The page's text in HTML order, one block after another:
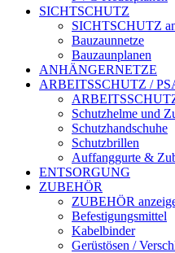
SICHTSCHUTZ
SICHTSCHUTZ
Bauzaunnetze
Bauzaunplanen
ANHÄNGERNETZE
ARBEITSSCHUTZ /
Schutzhelme und
Schutzhandschuhe
Schutzbrillen
Auffanggurte &
ENTSORGUNG
ZUBEHÖR
ZUBEHÖR
Befestigungsmittel
Kabelbinder
Gerüstösen /